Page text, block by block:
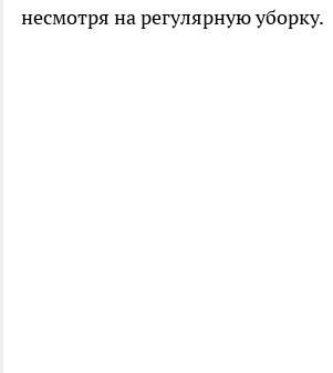
несмотря на регулярную уборку.